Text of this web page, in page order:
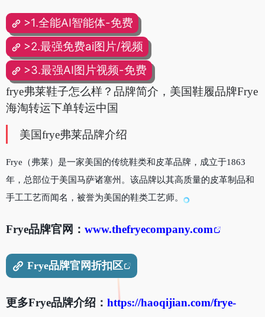
>1.全能AI智能体-免费
>2.最强免费ai图片/视频
>3.最强AI图片视频-免费
frye弗莱鞋子怎么样？品牌简介，美国鞋履品牌Frye
海淘转运下单转运中国
美国frye弗莱品牌介绍
Frye（弗莱）是一家美国的传统鞋类和皮革品牌，成立于1863
年，总部位于美国马萨诸塞州。该品牌以其高质量的皮革制品和
手工工艺而闻名，被誉为美国的鞋类工艺师。
Frye品牌官网： www.thefryecompany.com
Frye品牌官网折扣区
更多Frye品牌介绍： https://haoqijian.com/frye-